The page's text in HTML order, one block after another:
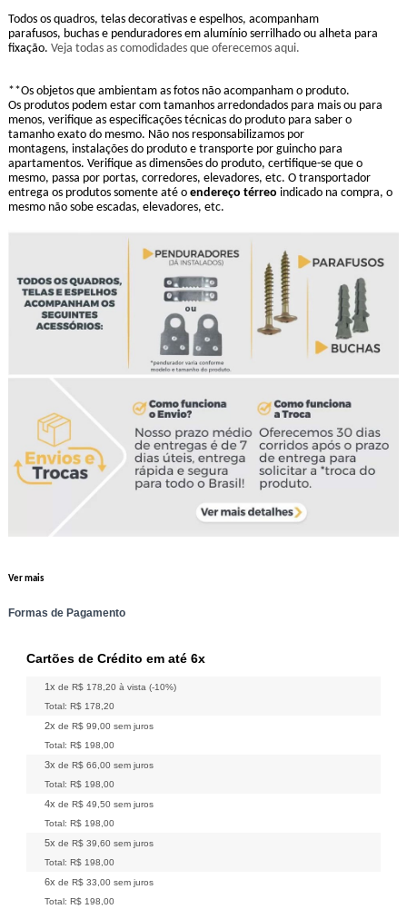
Todos os quadros, telas decorativas e espelhos, acompanham
parafusos, buchas e penduradores em alumínio serrilhado ou alheta para
fixação. Veja todas as comodidades que oferecemos aqui.
**Os objetos que ambientam as fotos não acompanham o produto.
Os produtos podem estar com tamanhos arredondados para mais ou para
menos, verifique as especificações técnicas do produto para saber o
tamanho exato do mesmo. Não nos responsabilizamos por
montagens, instalações do produto e transporte por guincho para
apartamentos. Verifique as dimensões do produto, certifique-se que o
mesmo, passa por portas, corredores, elevadores, etc. O transportador
entrega os produtos somente até o endereço térreo indicado na compra, o
mesmo não sobe escadas, elevadores, etc.
Ver mais
Formas de Pagamento
Cartões de Crédito em até 6x
1x de R$ 178,20 à vista (-10%)
Total: R$ 178,20
2x de R$ 99,00 sem juros
Total: R$ 198,00
3x de R$ 66,00 sem juros
Total: R$ 198,00
4x de R$ 49,50 sem juros
Total: R$ 198,00
5x de R$ 39,60 sem juros
Total: R$ 198,00
6x de R$ 33,00 sem juros
Total: R$ 198,00